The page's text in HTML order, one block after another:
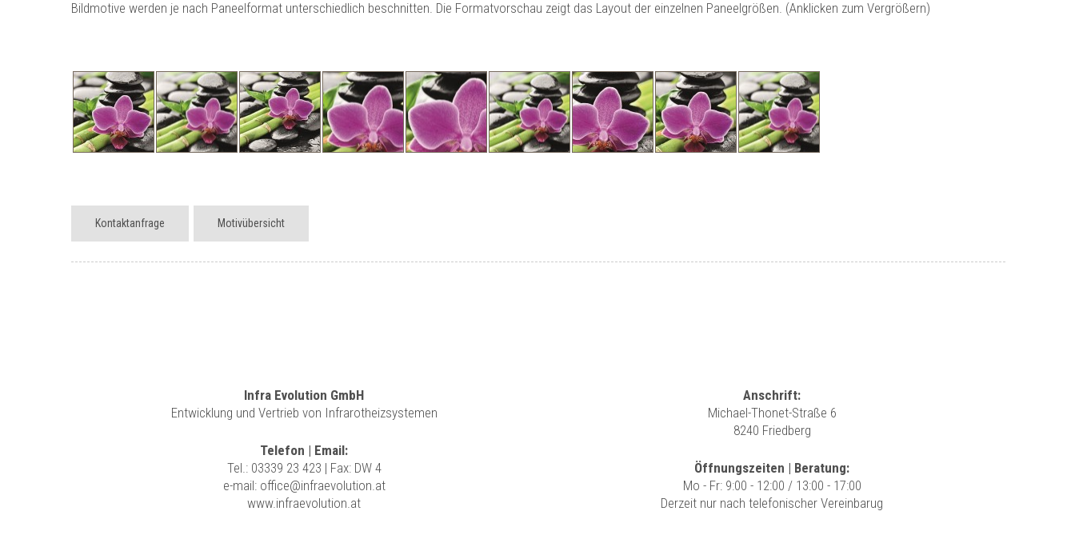
Bildmotive werden je nach Paneelformat unterschiedlich beschnitten. Die Formatvorschau zeigt das Layout der einzelnen Paneelgrößen. (Anklicken zum Vergrößern)
Kontaktanfrage Motivübersicht
Infra Evolution GmbH
Entwicklung und Vertrieb von Infrarotheizsystemen
Telefon | Email:
Tel.: 03339 23 423 | Fax: DW 4
e-mail: office@infraevolution.at
www.infraevolution.at
Anschrift:
Michael-Thonet-Straße 6
8240 Friedberg
Öffnungszeiten | Beratung:
Mo - Fr: 9:00 - 12:00 / 13:00 - 17:00
Derzeit nur nach telefonischer Vereinbarug